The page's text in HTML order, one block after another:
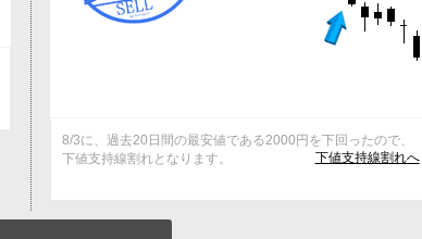
8/3に、過去20日間の最安値である2000円を下回ったので、
下値支持線割れとなります。
下値支持線割れへ